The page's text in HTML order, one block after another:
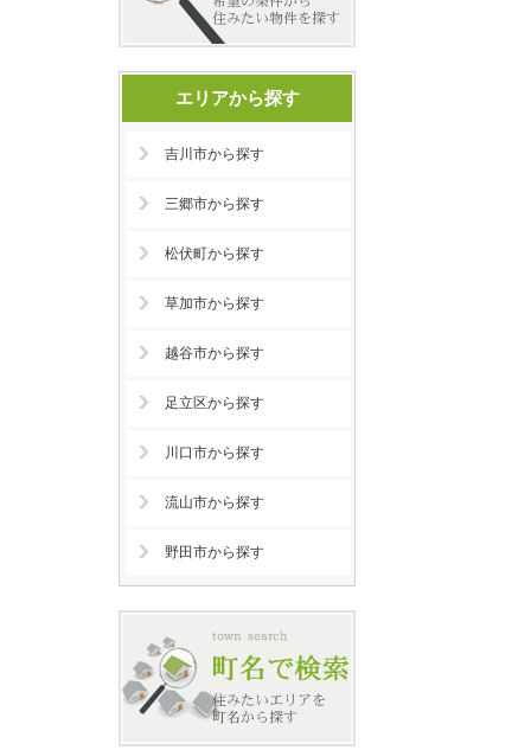
エリアから探す
吉川市から探す
三郷市から探す
松伏町から探す
草加市から探す
越谷市から探す
足立区から探す
川口市から探す
流山市から探す
野田市から探す